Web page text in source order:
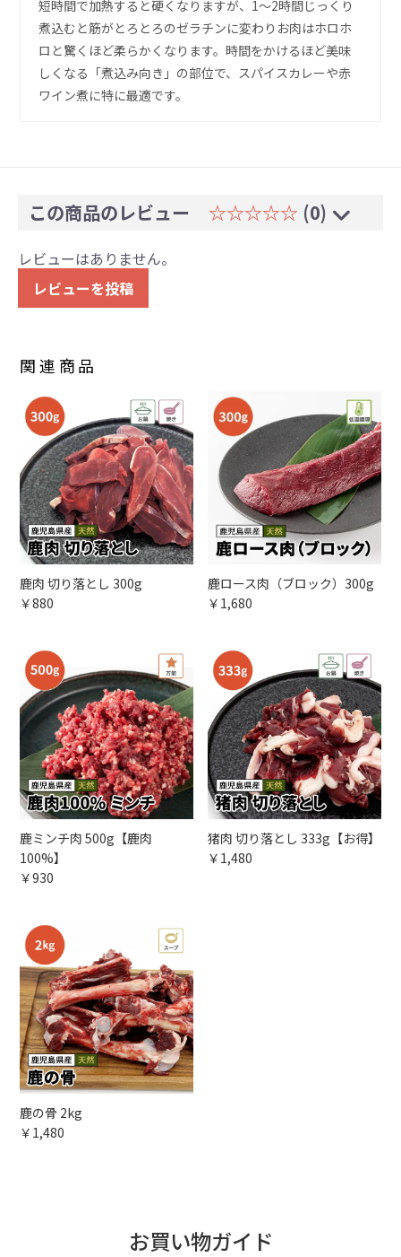
短時間で加熱すると硬くなりますが、1〜2時間じっくり
煮込むと筋がとろとろのゼラチンに変わりお肉はホロホ
ロと驚くほど柔らかくなります。時間をかけるほど美味
しくなる「煮込み向き」の部位で、スパイスカレーや赤
ワイン煮に特に最適です。
この商品のレビュー ☆☆☆☆☆ (0)
レビューはありません。
レビューを投稿
関連商品
鹿肉 切り落とし 300g
￥880
鹿ロース肉（ブロック）300g
￥1,680
鹿ミンチ肉 500g【鹿肉
100%】
￥930
猪肉 切り落とし 333g【お得】
￥1,480
鹿の骨 2kg
￥1,480
お買い物ガイド